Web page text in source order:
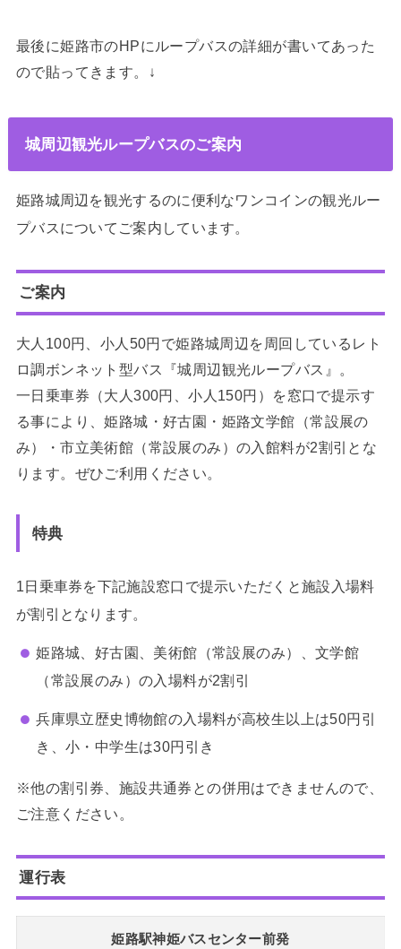
最後に姫路市のHPにループバスの詳細が書いてあった
ので貼ってきます。↓
城周辺観光ループバスのご案内
姫路城周辺を観光するのに便利なワンコインの観光ルー
プバスについてご案内しています。
ご案内
大人100円、小人50円で姫路城周辺を周回しているレト
ロ調ボンネット型バス『城周辺観光ループバス』。
一日乗車券（大人300円、小人150円）を窓口で提示す
る事により、姫路城・好古園・姫路文学館（常設展の
み）・市立美術館（常設展のみ）の入館料が2割引とな
ります。ぜひご利用ください。
特典
1日乗車券を下記施設窓口で提示いただくと施設入場料
が割引となります。
姫路城、好古園、美術館（常設展のみ）、文学館
（常設展のみ）の入場料が2割引
兵庫県立歴史博物館の入場料が高校生以上は50円引
き、小・中学生は30円引き
※他の割引券、施設共通券との併用はできませんので、
ご注意ください。
運行表
姫路駅神姫バスセンター前発